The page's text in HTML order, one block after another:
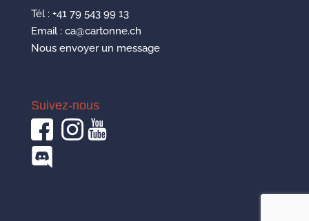
Tél : +41 79 543 99 13
Email : ca@cartonne.ch
Nous envoyer un message
Suivez-nous